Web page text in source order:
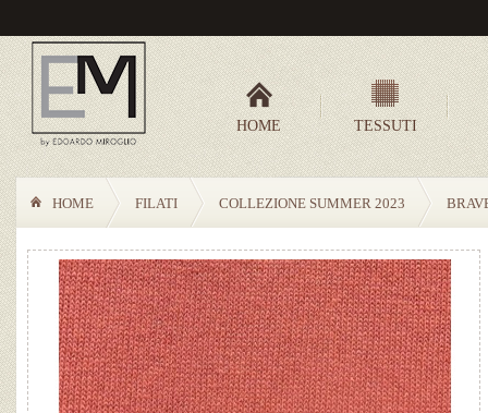
HOME TESSUTI
HOME FILATI COLLEZIONE SUMMER 2023